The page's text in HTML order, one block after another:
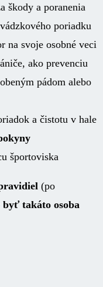
škody a poranenia
poriadku
na svoje osobné veci
ako prevenciu
pádom alebo
a čistotu v hale
športoviska
(po
byť takáto osoba